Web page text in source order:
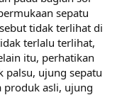
sepatu
tidak terlihat di
terlalu terlihat,
itu, perhatikan
palsu, ujung sepatu
produk asli, ujung